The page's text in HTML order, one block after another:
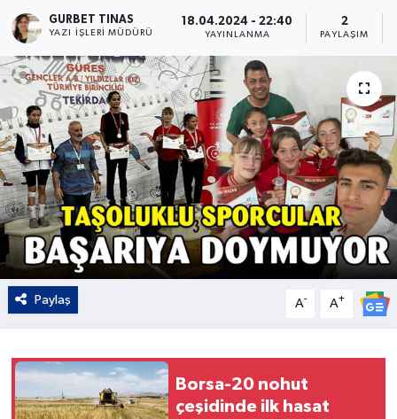
GURBET TINAS
YAZI İŞLERI MÜDÜRÜ
18.04.2024 - 22:40
YAYINLANMA
2
PAYLAŞIM
Paylaş A- A+
Borsa-20 nohut
çeşidinde ilk hasat
Teknoloji
Kültür - Sanat
Yaşam
Haber Arşivi